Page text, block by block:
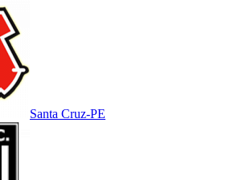
Santa Cruz-PE